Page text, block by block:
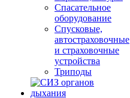
Спасательное
оборудование
Спусковые,
автостраховочные
и страховочные
устройства
Триподы